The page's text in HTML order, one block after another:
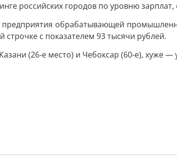
российских городов по уровню
обрабатывающей
строчке с показателем 93 тысячи рублей.
(26-е место) и Чебоксар (60-е), хуже —